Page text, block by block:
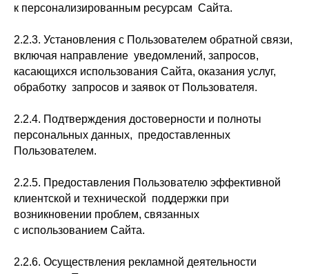
к персонализированным ресурсам Сайта.
2.2.3. Установления с Пользователем обратной связи,
включая направление уведомлений, запросов,
касающихся использования Сайта, оказания услуг,
обработку запросов и заявок от Пользователя.
2.2.4. Подтверждения достоверности и полноты
персональных данных, предоставленных
Пользователем.
2.2.5. Предоставления Пользователю эффективной
клиентской и технической поддержки при
возникновении проблем, связанных
с использованием Сайта.
2.2.6. Осуществления рекламной деятельности